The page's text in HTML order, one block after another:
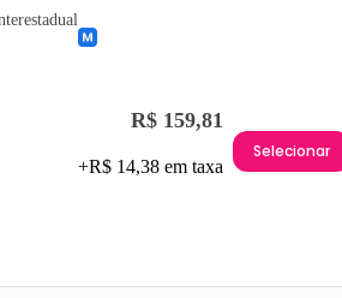
R$ 159,81
+R$ 14,38 em taxa
Selecionar